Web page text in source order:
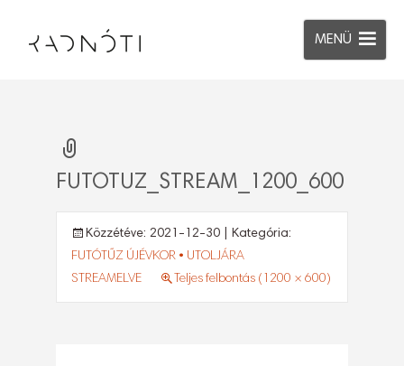
MENÜ
FUTOTUZ_STREAM_1200_600
Közzétéve: 2021-12-30 | Kategória:
FUTÓTŰZ ÚJÉVKOR • UTOLJÁRA
STREAMELVE
Teljes felbontás (1200 × 600)